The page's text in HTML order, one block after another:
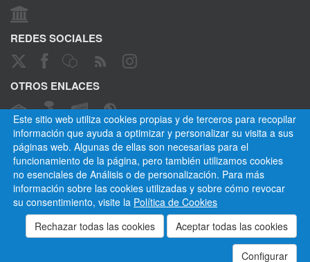
Este sitio web utiliza cookies propias y de terceros para recopilar
información que ayuda a optimizar y personalizar su visita a sus
páginas web. Algunas de ellas son necesarias para el
funcionamiento de la página, pero también utilizamos cookies
no esenciales de Análisis o de personalización. Para más
información sobre las cookies utilizadas y sobre cómo revocar
su consentimiento, visite la Política de Cookies
Configurar
REDES SOCIALES
OTROS ENLACES
CANAL ÉTICO
Empresa Municipal de Transportes de Madrid, S. A.
Aviso legal
Normativa
Mapa del sitio
Cookies
Privacidad
Contactar
Empleados